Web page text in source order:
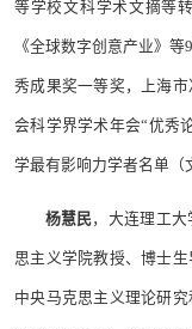
等学校文科学术文摘等
《全球数字创意产业》
秀成果奖一等奖，上海
会科学界学术年会“优秀
学最有影响力学者名单（
杨慧民，大连理工
思主义学院教授、博士
中央马克思主义理论研